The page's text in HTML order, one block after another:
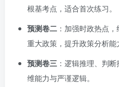
根基考点，适合首次练习。
预测卷二 ：加强时政热点
重大政策，提升政策分析能
预测卷三 ：逻辑推理、判
维能力与严谨逻辑。